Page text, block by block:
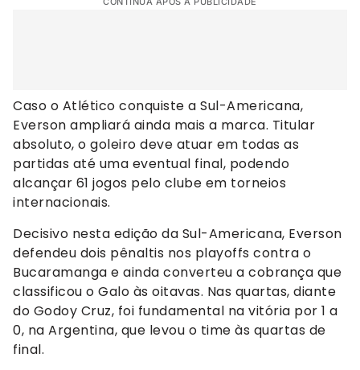
Caso o Atlético conquiste a Sul-Americana,
Everson ampliará ainda mais a marca. Titular
absoluto, o goleiro deve atuar em todas as
partidas até uma eventual final, podendo
alcançar 61 jogos pelo clube em torneios
internacionais.
Decisivo nesta edição da Sul-Americana, Everson
defendeu dois pênaltis nos playoffs contra o
Bucaramanga e ainda converteu a cobrança que
classificou o Galo às oitavas. Nas quartas, diante
do Godoy Cruz, foi fundamental na vitória por 1 a
0, na Argentina, que levou o time às quartas de
final.